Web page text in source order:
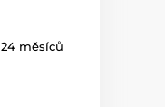
24 měsíců